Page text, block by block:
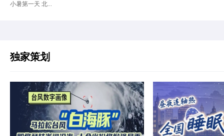
小暑第一天 北...
独家策划